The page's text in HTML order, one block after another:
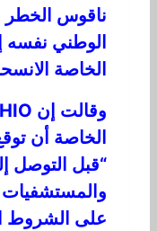
ناقوس الخطر
الوطني
الخاصة
الخاصة أن
“قبل التوصل
والمستشفيات
على الشروط